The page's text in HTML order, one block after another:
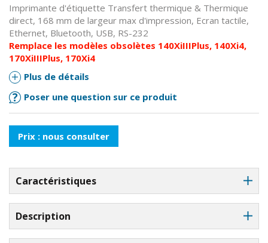
Imprimante d'étiquette Transfert thermique & Thermique
direct, 168 mm de largeur max d'impression, Ecran tactile,
Ethernet, Bluetooth, USB, RS-232
Remplace les modèles obsolètes 140XiIIIPlus, 140Xi4,
170XiIIIPlus, 170Xi4
Plus de détails
Poser une question sur ce produit
Prix : nous consulter
Caractéristiques
Description